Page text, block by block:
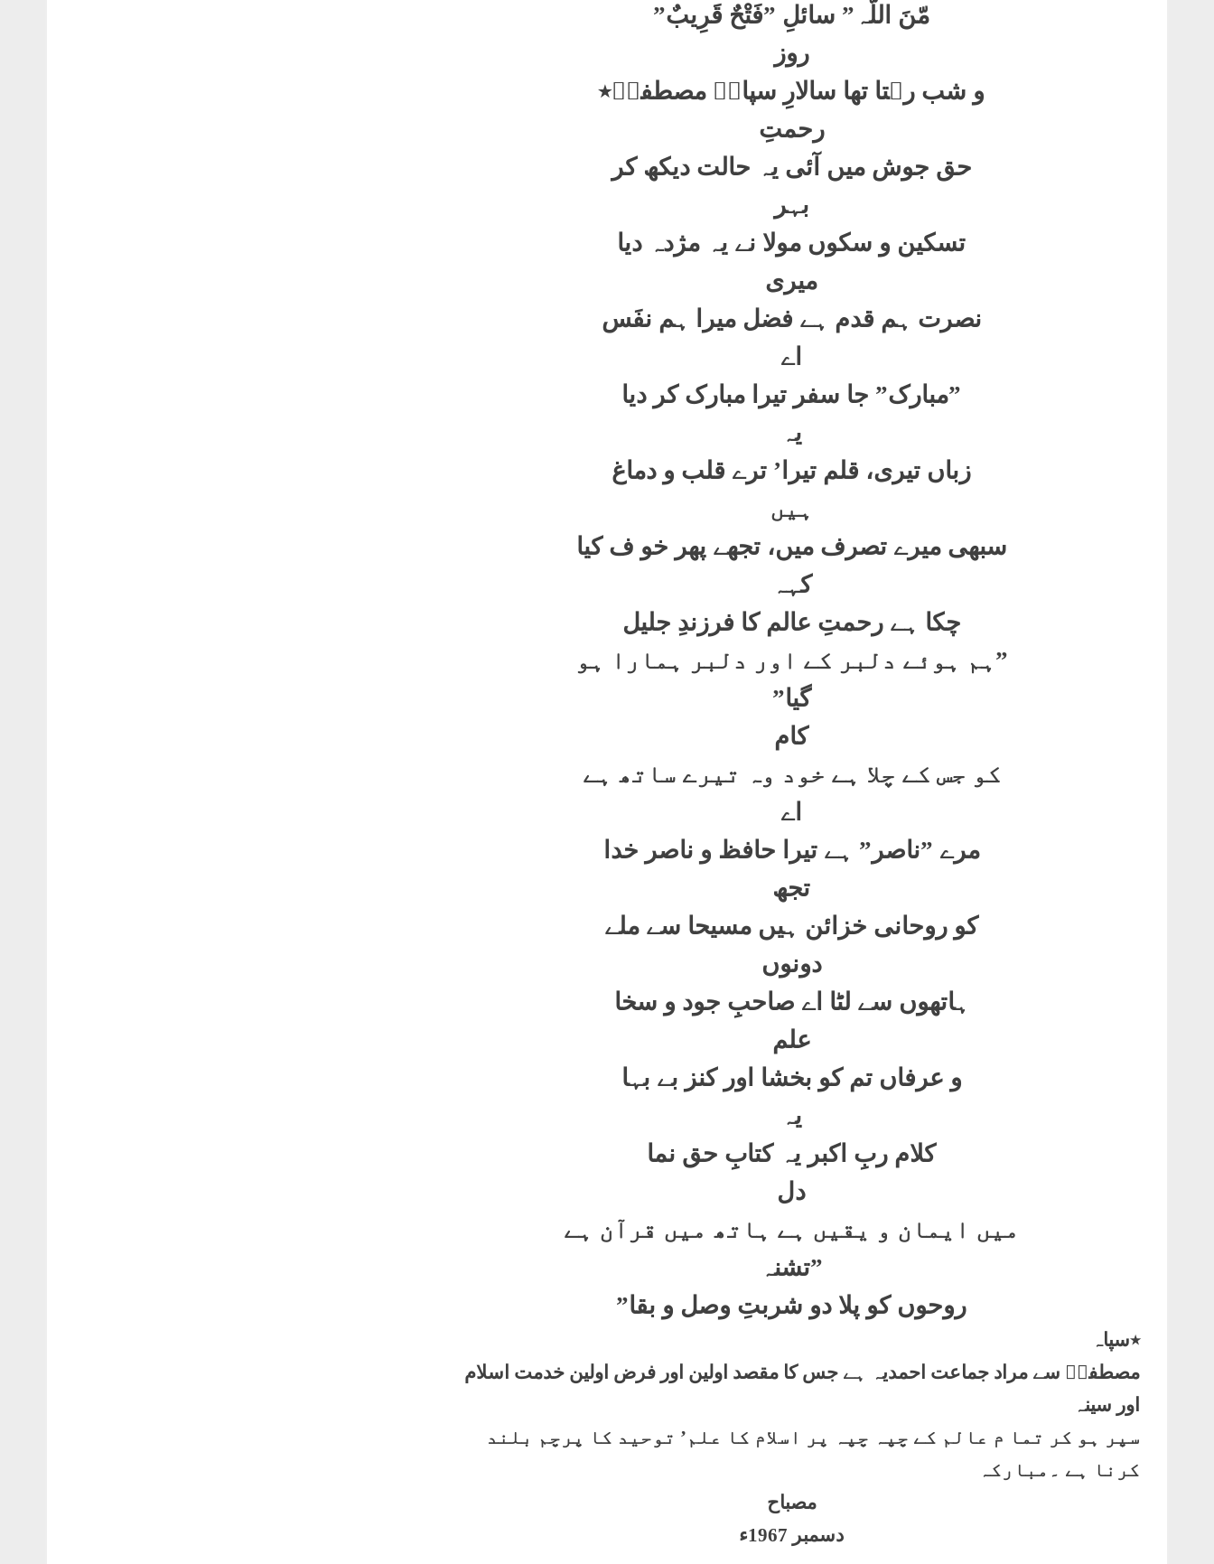
مّنَ اللَّہ” سائلِ ”فَتْحٌ قَرِیبٌ”
روز
و شب رہتا تھا سالارِ سپاہِ مصطفیؐ٭
رحمتِ
حق جوش میں آئی یہ حالت دیکھ کر
بہر
تسکین و سکوں مولا نے یہ مژدہ دیا
میری
نصرت ہم قدم ہے فضل میرا ہم نفَس
اے
”مبارک” جا سفر تیرا مبارک کر دیا
یہ
زباں تیری، قلم تیرا’ ترے قلب و دماغ
ہیں
سبھی میرے تصرف میں، تجھے پھر خو ف کیا
کہہ
چکا ہے رحمتِ عالم کا فرزندِ جلیل
” ہم ہوئے دلبر کے اور دلبر ہمارا ہو
گیا”
کام
کو جس کے چلا ہے خود وہ تیرے ساتھ ہے
اے
مرے ”ناصر” ہے تیرا حافظ و ناصر خدا
تجھ
کو روحانی خزائن ہیں مسیحا سے ملے
دونوں
ہاتھوں سے لٹا اے صاحبِ جود و سخا
علم
و عرفاں تم کو بخشا اور کنز بے بہا
یہ
کلام ربِ اکبر یہ کتابِ حق نما
دل
میں ایمان و یقیں ہے ہاتھ میں قرآن ہے
”تشنہ
روحوں کو پلا دو شربتِ وصل و بقا”
٭سپاہ
مصطفیؐ سے مراد جماعت احمدیہ ہے جس کا مقصد اولین اور فرض اولین خدمت اسلام
اور سینہ
سپر ہو کر تما م عالم کے چپہ چپہ پر اسلام کا علم’ توحید کا پرچم بلند
کرنا ہے ۔مبارکہ
مصباح
دسمبر 1967ء